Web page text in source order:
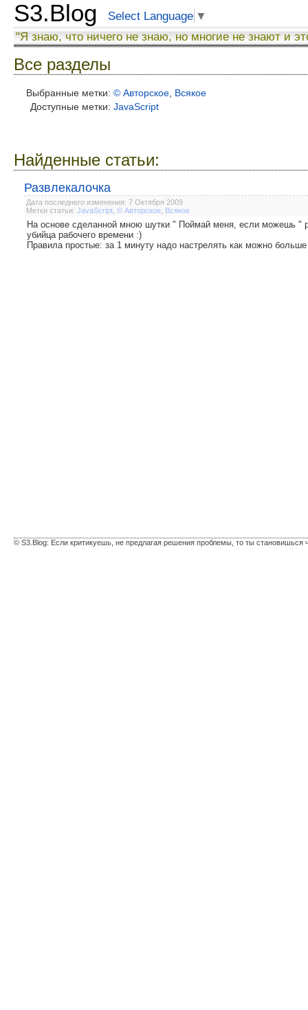
S3.Blog Select Language ▼
"Я знаю, что ничего не знаю, но многие не знают и
Все разделы
Выбранные метки: © Авторское Всякое
Доступные метки: JavaScript
Найденные статьи:
Развлекалочка
Дата последнего изменения: 7 Октября 2009
Метки статьи: JavaScript © Авторское Всякое
На основе сделанной мною шутки " Поймай меня, если можешь "
убийца рабочего времени :)
Правила простые: за 1 минуту надо настрелять как можно
© S3.Blog: Если критикуешь, не предлагая решения проблемы, то ты становишься